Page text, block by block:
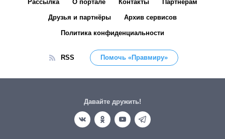
Рассылка О портале Контакты Партнёрам
Друзья и партнёры Архив сервисов
Политика конфиденциальности
RSS Помочь «Правмиру»
Давайте дружить!